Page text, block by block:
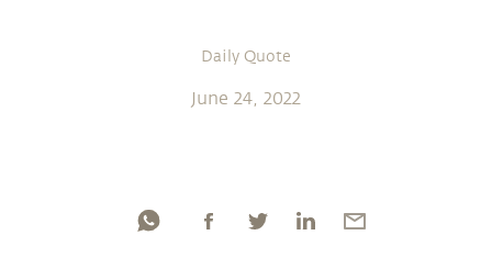
Daily Quote
June 24, 2022